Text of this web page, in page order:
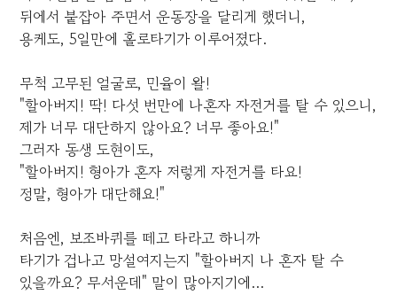
뒤에서 붙잡아 주면서 운동장을 달리게 했더니,
용케도, 5일만에 홀로타기가 이루어졌다.
무척 고무된 얼굴로, 민율이 왈!
"할아버지! 딱! 다섯 번만에 나혼자 자전거를 탈 수 있으니,
제가 너무 대단하지 않아요? 너무 좋아요!"
그러자 동생 도현이도,
"할아버지! 형아가 혼자 저렇게 자전거를 타요!
정말, 형아가 대단해요!"
처음엔, 보조바퀴를 떼고 타라고 하니까
타기가 겁나고 망설여지는지 "할아버지 나 혼자 탈 수
있을까요? 무서운데" 말이 많아지기에...